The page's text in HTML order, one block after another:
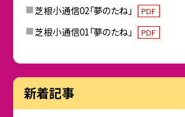
芝根小通信02「夢のたね」 PDF
芝根小通信01「夢のたね」 PDF
新着記事